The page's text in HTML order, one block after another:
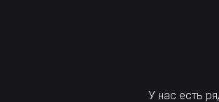
У нас есть